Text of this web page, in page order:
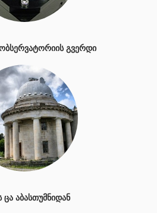
ᲒᲕᲔᲠᲓᲘ
ᲪᲐ ᲐᲑᲐᲡᲗᲣᲛᲜᲘᲓᲐᲜ